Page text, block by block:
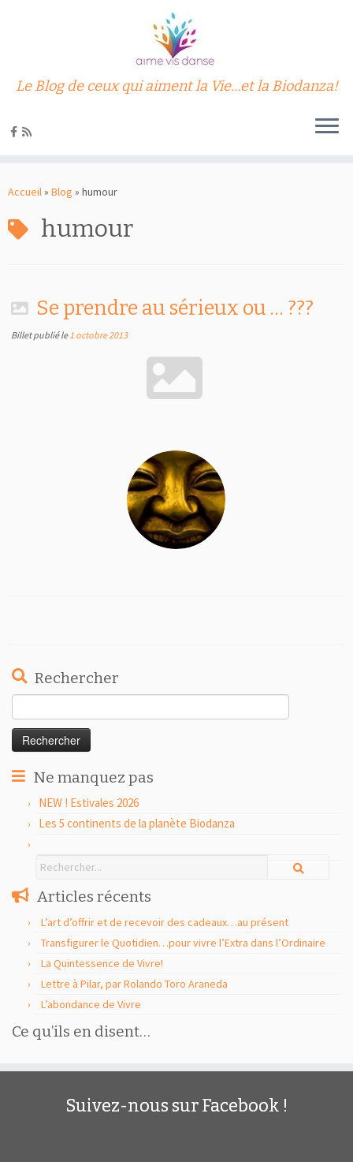
au
Le Blog de ceux qui aiment la Vie…et la Biodanza!
Accueil» Blog » humour
humour
Se prendre au sérieux ou … ???
Billet publié le1 octobre 2013
Rechercher
Ne manquez pas
NEW ! Estivales 2026
Les 5 continents de la planète Biodanza
Articles récents
L’art d’offrir et de recevoir des cadeaux…au présent
Transfigurer le Quotidien…pour vivre l’Extra dans l’Ordinaire
La Quintessence de Vivre!
Lettre à Pilar, par Rolando Toro Araneda
L’abondance de Vivre
Ce qu’ils en disent…
Suivez-nous sur Facebook !